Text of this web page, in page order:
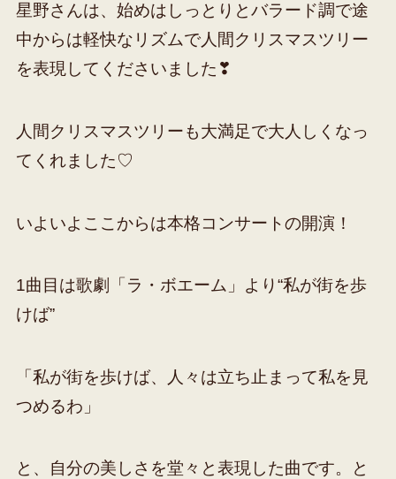
星野さんは、始めはしっとりとバラード調で途
中からは軽快なリズムで人間クリスマスツリー
を表現してくださいました❣
人間クリスマスツリーも大満足で大人しくなっ
てくれました♡
いよいよここからは本格コンサートの開演！
1曲目は歌劇「ラ・ボエーム」より“私が街を歩
けば”
「私が街を歩けば、人々は立ち止まって私を見
つめるわ」
と、自分の美しさを堂々と表現した曲です。と